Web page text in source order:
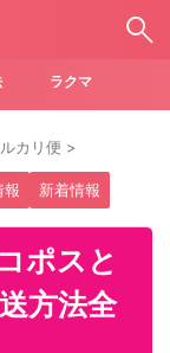
ラクマ
カリ便 >
報 新着情報
ポスと
方法全